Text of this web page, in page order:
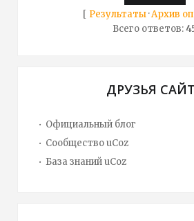
[ Результаты·Архив
Всего ответов:
ДРУЗЬЯ
Официальный блог
Сообщество uCoz
База знаний uCoz